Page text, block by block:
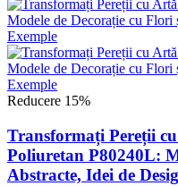
Reducere 15%
Transformați Pereții
Poliuretan P80240L:
Abstracte, Idei de